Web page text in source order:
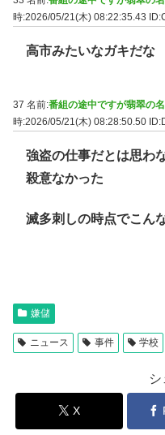
時:2026/05/21(木) 08:22:35.43
高市みたいなガキだな
37 名前:番組の途中ですが翡翠の
時:2026/05/21(木) 08:28:50.50
強盗の仕事だとは思わ
殺意なかった
滅多刺しの時点でこん
嫌儲
ニュース 事件 学校
シ
X